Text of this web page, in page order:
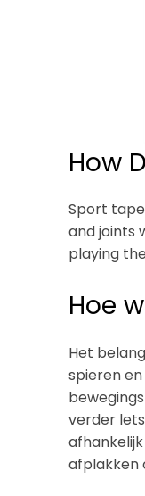
How
Sport
and joints
playing
Hoe
Het
spieren
verder
afplakken